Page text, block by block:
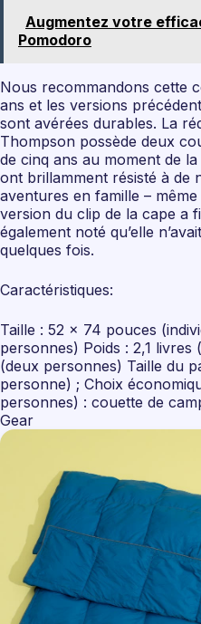
Augmentez votre
Pomodoro
Nous recommandons cette
ans et les versions
sont avérées durables. La
Thompson possède deux
de cinq ans au moment de
ont brillamment résisté à de
aventures en famille –
version du clip de la cape a
également noté qu’elle
quelques fois.
Caractéristiques:
Taille : 52 x 74 pouces
personnes) Poids : 2,1
(deux personnes) Taille du
personne) ; Choix
personnes) : couette de
Gear